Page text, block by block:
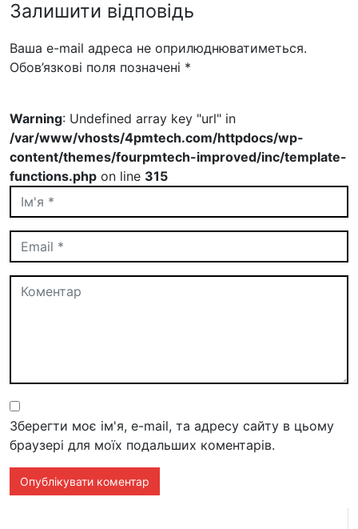
Залишити відповідь
Ваша e-mail адреса не оприлюднюватиметься.
Обов’язкові поля позначені *
Warning: Undefined array key "url" in
/var/www/vhosts/4pmtech.com/httpdocs/wp-
content/themes/fourpmtech-improved/inc/template-
functions.php on line 315
Зберегти моє ім'я, e-mail, та адресу сайту в цьому
браузері для моїх подальших коментарів.